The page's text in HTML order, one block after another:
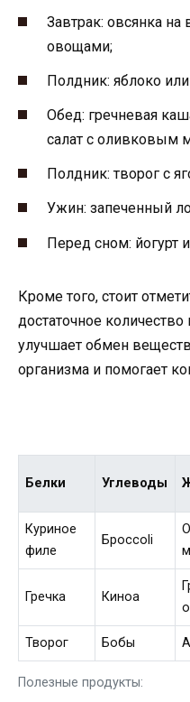
Завтрак: овсянка на
овощами;
Полдник: яблоко
Обед: гречневая
салат с оливковым
Полдник: творог с
Ужин: запеченный
Перед сном: йогурт
Кроме того, стоит
достаточное
улучшает обмен
организма и помогает
Полезные продукты:
Белки Углеводы
Куриное
филе
Броccoli
Гречка Киноа
Творог Бобы